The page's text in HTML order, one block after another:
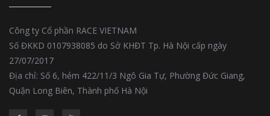
Công ty Cổ phần RACE VIETNAM
Số ĐKKD 0107938085 do Sở KHĐT Tp. Hà Nội cấp ngày
27/07/2017
Địa chỉ: Số 6, hẻm 422/11/3 Ngô Gia Tự, Phường Đức Giang,
Quận Long Biên, Thành phố Hà Nội